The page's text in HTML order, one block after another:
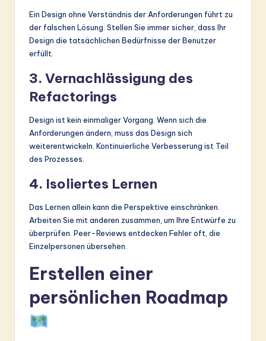
Ein Design ohne Verständnis der Anforderungen führt zu
der falschen Lösung. Stellen Sie immer sicher, dass Ihr
Design die tatsächlichen Bedürfnisse der Benutzer
erfüllt.
3. Vernachlässigung des
Refactorings
Design ist kein einmaliger Vorgang. Wenn sich die
Anforderungen ändern, muss das Design sich
weiterentwickeln. Kontinuierliche Verbesserung ist Teil
des Prozesses.
4. Isoliertes Lernen
Das Lernen allein kann die Perspektive einschränken.
Arbeiten Sie mit anderen zusammen, um Ihre Entwürfe zu
überprüfen. Peer-Reviews entdecken Fehler oft, die
Einzelpersonen übersehen.
Erstellen einer
persönlichen Roadmap